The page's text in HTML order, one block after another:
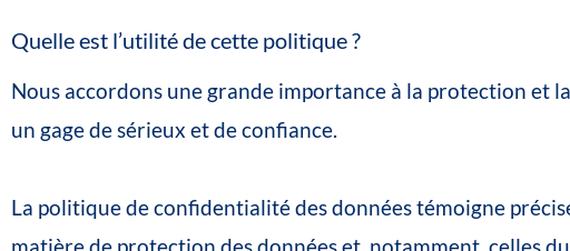
Quelleest l’utilitédecette politique?
Nous accordons une grande importance à la protection et la
un gagedesérieux etdeconfiance.
La politiquedeconfidentialitédesdonnéestémoigne